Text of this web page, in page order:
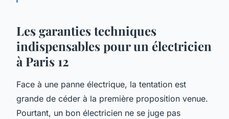
Les garanties techniques
indispensables pour un électricien
à Paris 12
Face à une panne électrique, la tentation est
grande de céder à la première proposition venue.
Pourtant, un bon électricien ne se juge pas